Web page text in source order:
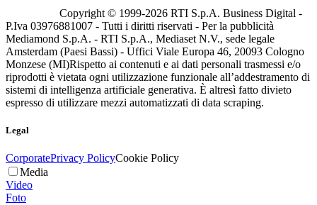
Copyright © 1999-2026 RTI S.p.A. Business Digital -
P.Iva 03976881007 - Tutti i diritti riservati - Per la pubblicità
Mediamond S.p.A. - RTI S.p.A., Mediaset N.V., sede legale
Amsterdam (Paesi Bassi) - Uffici Viale Europa 46, 20093 Cologno
Monzese (MI)Rispetto ai contenuti e ai dati personali trasmessi e/o
riprodotti è vietata ogni utilizzazione funzionale all’addestramento di
sistemi di intelligenza artificiale generativa. È altresì fatto divieto
espresso di utilizzare mezzi automatizzati di data scraping.
Legal
CorporatePrivacy PolicyCookie Policy
Media
Video
Foto